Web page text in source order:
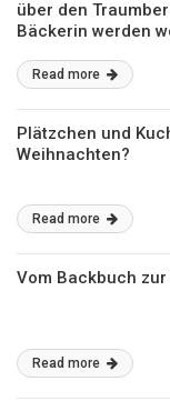
über den
Bäckerin werden
Read more
Plätzchen und
Weihnachten?
Read more
Vom Backbuch
Read more